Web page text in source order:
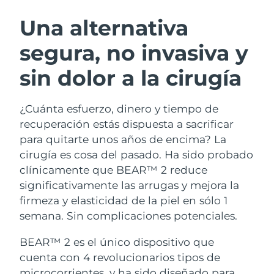
Una alternativa
segura, no invasiva y
sin dolor a la cirugía
¿Cuánta esfuerzo, dinero y tiempo de
recuperación estás dispuesta a sacrificar
para quitarte unos años de encima? La
cirugía es cosa del pasado. Ha sido probado
clínicamente que BEAR™ 2 reduce
significativamente las arrugas y mejora la
firmeza y elasticidad de la piel en sólo 1
semana. Sin complicaciones potenciales.
BEAR™ 2 es el único dispositivo que
cuenta con 4 revolucionarios tipos de
Limpieza facial
Anti-aging massage
LUNA™ 4 Plus
Massage, LED heating
LUNA™ 4 Men
Lifting facial
Microcurrent toning
BEAR™ 2 go
Microcurrent toning on-the-go
BEAR™ 2 eyes & lips
Hidratación
UFO™ 3 pack
Deep facial hydration
UFO™ 3 LED
Near-infrared and red light therapy
device
Cuidado bucal
issa™ 4
Hybrid silicone sonic toothbrush
Smart hybrid silicone sonic toothbrush
TRATAMIENTO ANTIEDAD FAQ™
Antiedad Tratamientos LED
NEW
Austria Entrega prevista
Baréin Entrega prevista 8/9/26
Bélgica Entrega prevista8/8/26
Bermudas Entrega prevista
Bosnia y Herzegovina Entrega prevista
Brunéi Entrega prevista
Bulgaria Entrega prevista 8/8/26
Canadá Entrega prevista8/12/26
Chile Entrega prevista